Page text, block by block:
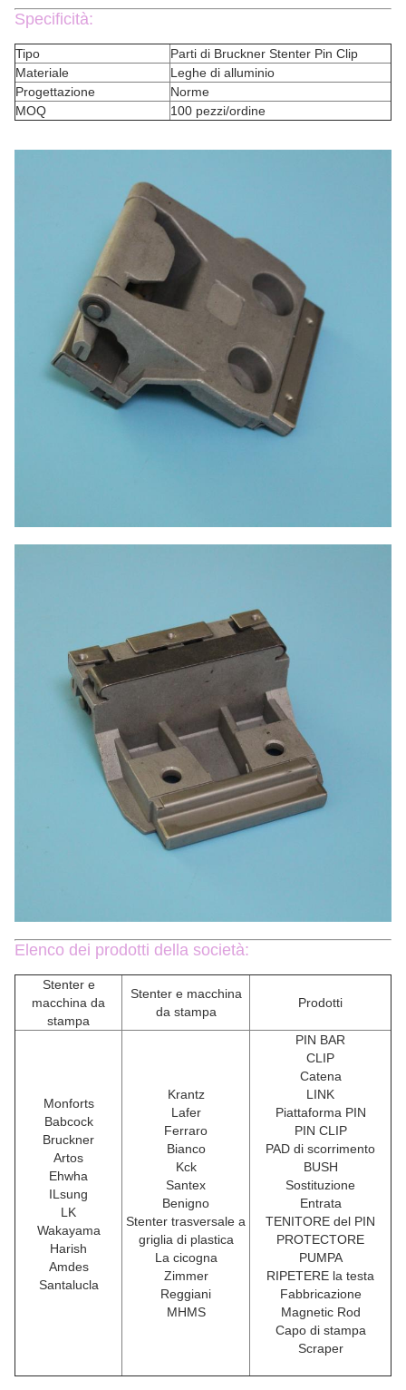
Specificità:
Tipo
Parti di Bruckner Stenter Pin Clip
Materiale
Leghe di alluminio
Progettazione
Norme
MOQ
100 pezzi/ordine
Elenco dei prodotti della società:
Stenter e
macchina da
stampa
Stenter e macchina
da stampa
Prodotti
Monforts
Babcock
Bruckner
Artos
Ehwha
ILsung
LK
Wakayama
Harish
Amdes
Santalucla
Krantz
Lafer
Ferraro
Bianco
Kck
Santex
Benigno
Stenter trasversale a
griglia di plastica
La cicogna
Zimmer
Reggiani
MHMS
PIN BAR
CLIP
Catena
LINK
Piattaforma PIN
PIN CLIP
PAD di scorrimento
BUSH
Sostituzione
Entrata
TENITORE del PIN
PROTECTORE
PUMPA
RIPETERE la testa
Fabbricazione
Magnetic Rod
Capo di stampa
Scraper